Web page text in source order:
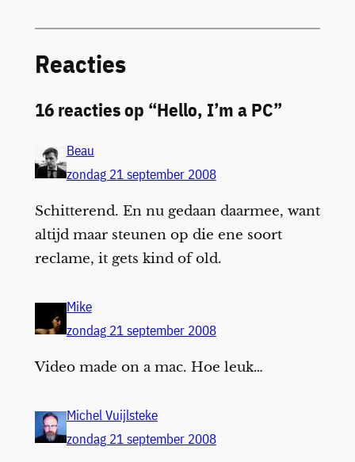
Reacties
16 reacties op “Hello, I’m a PC”
Beau
zondag 21 september 2008
Schitterend. En nu gedaan daarmee, want
altijd maar steunen op die ene soort
reclame, it gets kind of old.
Mike
zondag 21 september 2008
Video made on a mac. Hoe leuk…
Michel Vuijlsteke
zondag 21 september 2008